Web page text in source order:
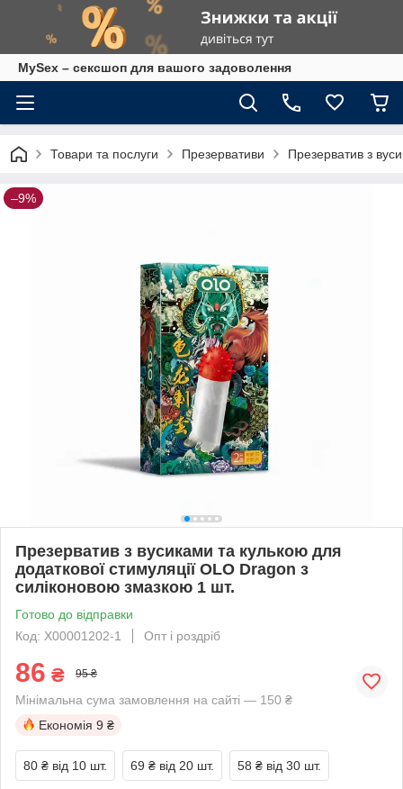
MySex – сексшоп для вашого задоволення
Товари та послуги Презервативи Презерватив з
–9%
Презерватив з вусиками та кулькою для
додаткової стимуляції OLO Dragon з
силіконовою змазкою 1 шт.
Готово до відправки
Код: X00001202-1
Опт і роздріб
86 ₴ 95 ₴
Мінімальна сума замовлення на сайті — 150 ₴
Економія 9 ₴
80 ₴ від 10 шт. 69 ₴ від 20 шт. 58 ₴ від 30 шт.